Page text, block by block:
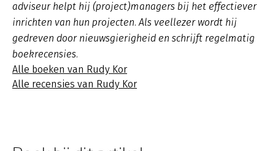
adviseur helpt hij (project)managers bij het effectiever
inrichten van hun projecten. Als veellezer wordt hij
gedreven door nieuwsgierigheid en schrijft regelmatig
boekrecensies.
Alle boeken van Rudy Kor
Alle recensies van Rudy Kor